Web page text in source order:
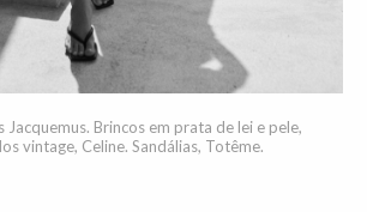
Jacquemus. Brincos em prata de lei e pele,
vintage, Celine. Sandálias, Totême.